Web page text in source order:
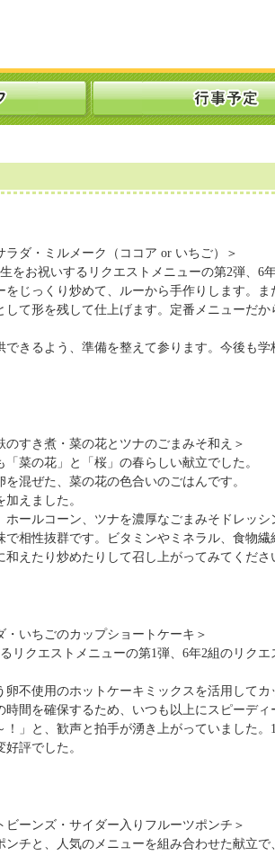
ダ・ミルメーク（ココア or いちご）＞
をお祝いするリクエストメニューの第2弾、6
じっくり炒めて、ルーから手作りします。
て形を残して仕上げます。定番メニューだ
きるよう、準備を整えて参ります。今後も
すき煮・菜の花とツナのごまみそ和え＞
菜の花」と「桜」の春らしい献立でした。
混ぜた、菜の花の色合いのごはんです。
えました。
ールコーン、ツナを濃厚なごまみそドレッ
相性抜群です。ビタミンやミネラル、食物
えたり炒めたりして召し上がってみてくださ
いちごのカップショートケーキ＞
リクエストメニューの第1弾、6年2組のリク
不使用のホットケーキミックスを活用して
間を確保するため、いつも以上にスピーディ
」と、歓声と拍手が湧き上がっていました
評でした。
ーンズ・サイダー入りフルーツポンチ＞
チと、人気のメニューを組み合わせた献立